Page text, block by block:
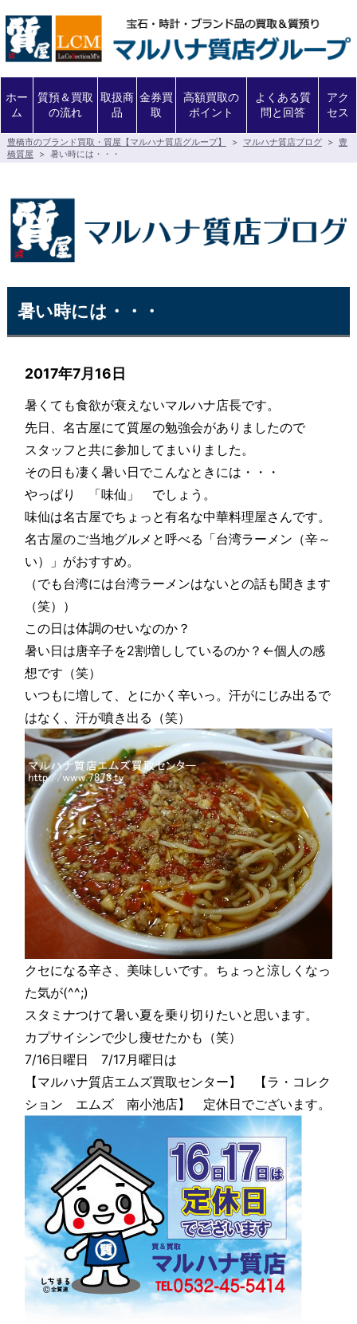
ホー
ム
質預＆買取
の流れ
取扱商
品
金券買
取
高額買取の
ポイント
よくある質
問と回答
アク
セス
豊橋市のブランド買取・質屋【マルハナ質店グループ】 > マルハナ質店ブログ >
豊
橋質屋
> 暑い時には・・・
暑い時には・・・
2017年7月16日
暑くても食欲が衰えないマルハナ店長です。
先日、名古屋にて質屋の勉強会がありましたので
スタッフと共に参加してまいりました。
その日も凄く暑い日でこんなときには・・・
やっぱり 「味仙」 でしょう。
味仙は名古屋でちょっと有名な中華料理屋さんです。
名古屋のご当地グルメと呼べる「台湾ラーメン（辛～
い）」がおすすめ。
（でも台湾には台湾ラーメンはないとの話も聞きます
（笑））
この日は体調のせいなのか？
暑い日は唐辛子を2割増ししているのか？←個人の感
想です（笑）
いつもに増して、とにかく辛いっ。汗がにじみ出るで
はなく、汗が噴き出る（笑）
クセになる辛さ、美味しいです。ちょっと涼しくなっ
た気が(^^;)
スタミナつけて暑い夏を乗り切りたいと思います。
カプサイシンで少し痩せたかも（笑）
7/16日曜日 7/17月曜日は
【マルハナ質店エムズ買取センター】 【ラ・コレク
ション エムズ 南小池店】 定休日でございます。